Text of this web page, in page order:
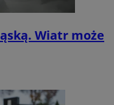
Wiatr może